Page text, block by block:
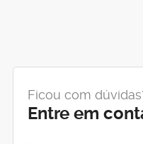
Ficou com
Entre em